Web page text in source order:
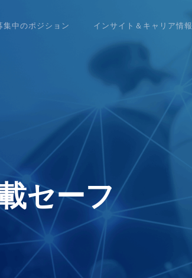
集中のポジション インサイト＆キャリア情報
セーフ